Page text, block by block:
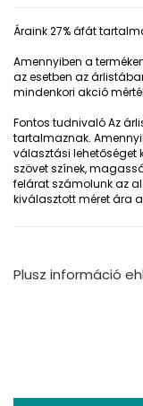
Áraink 27% áfát
Amennyiben a
az esetben az
mindenkori akció
Fontos tudnivalóAz
tartalmaznak.
választási lehetőséget
szövet színek,
felárat számolunk az
kiválasztott méret ára
Plusz információ